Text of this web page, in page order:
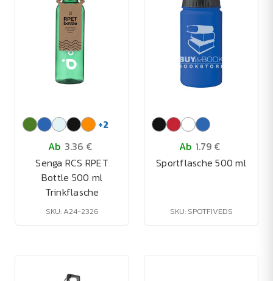
+2
Ab 3.36 €
Senga RCS RPET
Bottle 500 ml
Trinkflasche
SKU: A24-2326
Ab 1.79 €
Sportflasche 500 ml
SKU: SPOTFIVEDS